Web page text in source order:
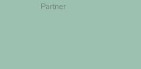
Partner